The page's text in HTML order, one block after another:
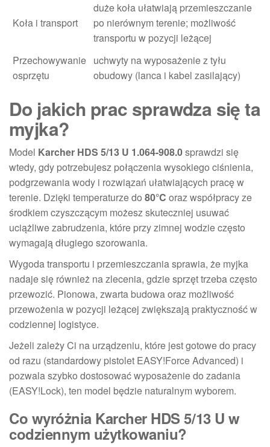
Koła i transport
duże koła ułatwiają przemieszczanie
po nierównym terenie; możliwość
transportu w pozycji leżącej
Przechowywanie
osprzętu
uchwyty na wyposażenie z tyłu
obudowy (lanca i kabel zasilający)
Do jakich prac sprawdza się ta
myjka?
Model Karcher HDS 5/13 U 1.064-908.0sprawdzi się
wtedy, gdy potrzebujesz połączenia wysokiego ciśnienia,
podgrzewania wody i rozwiązań ułatwiających pracę w
terenie. Dzięki temperaturze do 80°C oraz współpracy ze
środkiem czyszczącym możesz skuteczniej usuwać
uciążliwe zabrudzenia, które przy zimnej wodzie często
wymagają długiego szorowania.
Wygoda transportu i przemieszczania sprawia, że myjka
nadaje się również na zlecenia, gdzie sprzęt trzeba często
przewozić. Pionowa, zwarta budowa oraz możliwość
przewożenia w pozycji leżącej zwiększają praktyczność w
codziennej logistyce.
Jeżeli zależy Ci na urządzeniu, które jest gotowe do pracy
od razu (standardowy pistolet EASY!Force Advanced) i
pozwala szybko dostosować wyposażenie do zadania
(EASY!Lock), ten model będzie naturalnym wyborem.
Co wyróżnia Karcher HDS 5/13 U w
codziennym użytkowaniu?